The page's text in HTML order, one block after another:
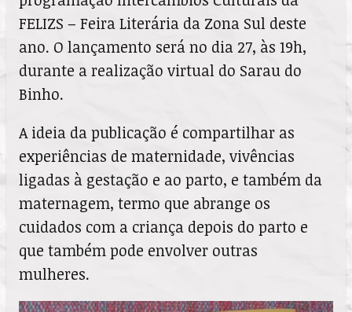
FELIZS – Feira Literária da Zona Sul deste
ano. O lançamento será no dia 27, às 19h,
durante a realização virtual do Sarau do
Binho.
A ideia da publicação é compartilhar as
experiências de maternidade, vivências
ligadas à gestação e ao parto, e também da
maternagem, termo que abrange os
cuidados com a criança depois do parto e
que também pode envolver outras
mulheres.